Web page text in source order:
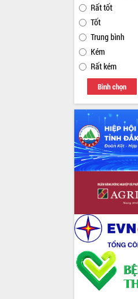
Rất tốt
Tốt
Trung bình
Kém
Rất kém
Bình chọn